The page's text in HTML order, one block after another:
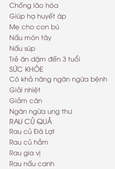
Chống lão hóa
Giúp hạ huyết áp
Mẹ cho con bú
Nấu món tây
Nấu súp
Trẻ ăn dặm đến 3 tuổi
SỨC KHỎE
Có khả năng ngăn ngừa bệnh
Giải nhiệt
Giảm cân
Ngăn ngừa ung thư
RAU CỦ QUẢ
Rau củ Đà Lạt
Rau củ hầm
Rau gia vị
Rau nấu canh